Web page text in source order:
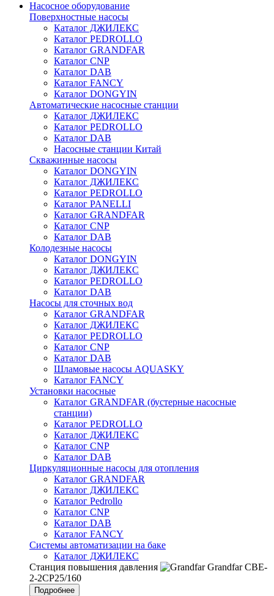
Насосное оборудование
Поверхностные насосы
Каталог ДЖИЛЕКС
Каталог PEDROLLO
Каталог GRANDFAR
Каталог CNP
Каталог DAB
Каталог FANCY
Каталог DONGYIN
Автоматические насосные станции
Каталог ДЖИЛЕКС
Каталог PEDROLLO
Каталог DAB
Насосные станции Китай
Скважинные насосы
Каталог DONGYIN
Каталог ДЖИЛЕКС
Каталог PEDROLLO
Каталог PANELLI
Каталог GRANDFAR
Каталог CNP
Каталог DAB
Колодезные насосы
Каталог DONGYIN
Каталог ДЖИЛЕКС
Каталог PEDROLLO
Каталог DAB
Насосы для сточных вод
Каталог GRANDFAR
Каталог ДЖИЛЕКС
Каталог PEDROLLO
Каталог CNP
Каталог DAB
Шламовые насосы AQUASKY
Каталог FANCY
Установки насосные
Каталог GRANDFAR (бустерные насосные
станции)
Каталог PEDROLLO
Каталог ДЖИЛЕКС
Каталог CNP
Каталог DAB
Циркуляционные насосы для отопления
Каталог GRANDFAR
Каталог ДЖИЛЕКС
Каталог Pedrollo
Каталог CNP
Каталог DAB
Каталог FANCY
Системы автоматизации на баке
Каталог ДЖИЛЕКС
Станция повышения давления
Grandfar CBE-
2-2CP25/160
Подробнее